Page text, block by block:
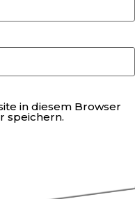
in diesem Browser
speichern.